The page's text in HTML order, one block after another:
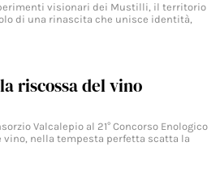
visionari dei Mustilli, il territorio
di una rinascita che unisce identità,
riscossa del vino
Valcalepio al 21° Concorso Enologico
vino, nella tempesta perfetta scatta la